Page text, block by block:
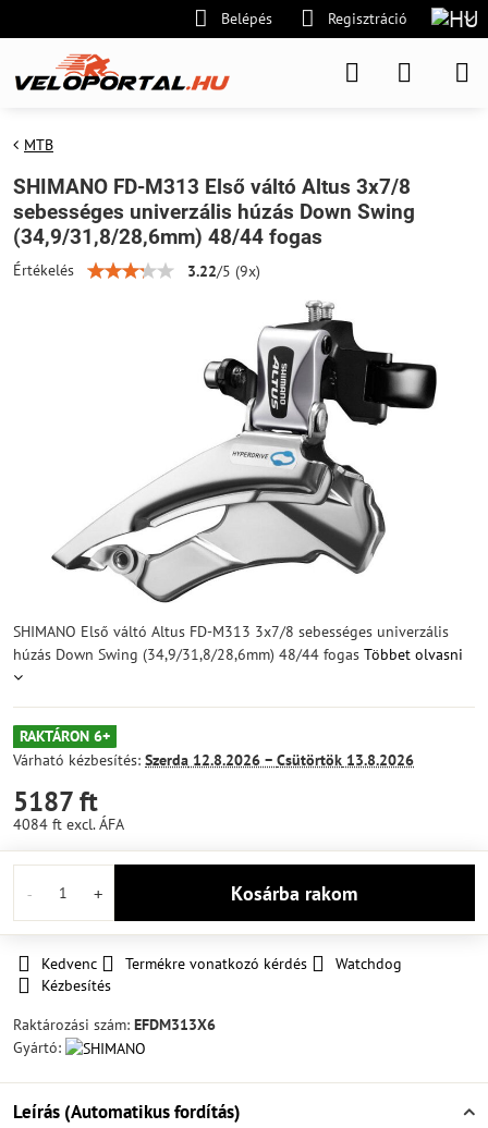
Belépés Regisztráció
MTB
SHIMANO FD-M313 Első váltó Altus 3x7/8
sebességes univerzális húzás Down Swing
(34,9/31,8/28,6mm) 48/44 fogas
Értékelés 3.22/5 (9x)
SHIMANO Első váltó Altus FD-M313 3x7/8 sebességes univerzális
húzás Down Swing (34,9/31,8/28,6mm) 48/44 fogas Többet olvasni
RAKTÁRON 6+
Várható kézbesítés: Szerda 12.8.2026 − Csütörtök 13.8.2026
5187 ft
4084 ft excl. ÁFA
Kosárba rakom
Kedvenc Termékre vonatkozó kérdés
Watchdog
Kézbesítés
Raktározási szám: EFDM313X6
Gyártó:
Leírás (Automatikus fordítás)